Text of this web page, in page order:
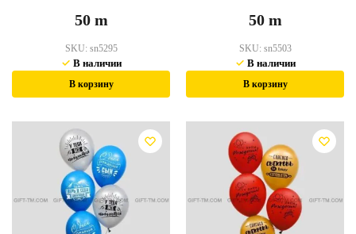
50 m
SKU: sn5295
В наличии
В корзину
50 m
SKU: sn5503
В наличии
В корзину